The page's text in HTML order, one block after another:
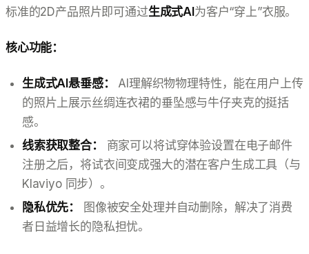
标准的2D产品照片即可通过生成式AI为客户“穿上”衣服。
核心功能：
生成式AI悬垂感：
AI理解织物物理特性，能在用户上传
的照片上展示丝绸连衣裙的垂坠感与牛仔夹克的挺括
感。
线索获取整合：
商家可以将试穿体验设置在电子邮件
注册之后，将试衣间变成强大的潜在客户生成工具（与
Klaviyo 同步）。
隐私优先：
图像被安全处理并自动删除，解决了消费
者日益增长的隐私担忧。